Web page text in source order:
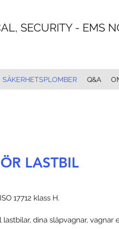
SECURITY - EMS
SÄKERHETSPLOMBER Q&A
LASTBIL
17712 klass H.
dina släpvagnar,